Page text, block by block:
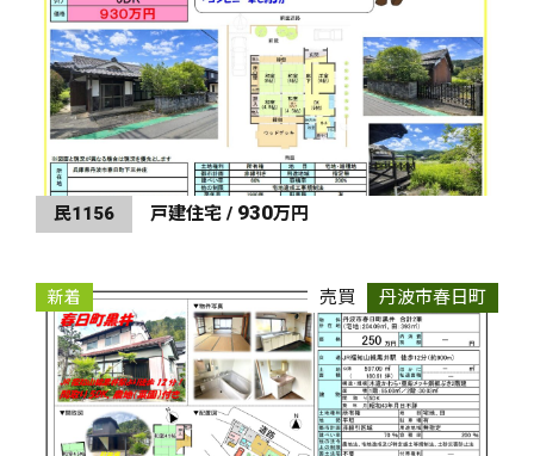
民1156 戸建住宅 / 930万円
新着 売買 丹波市春日町